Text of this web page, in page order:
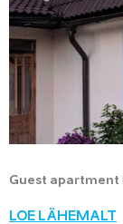
Guest apartment
LOE LÄHEMALT